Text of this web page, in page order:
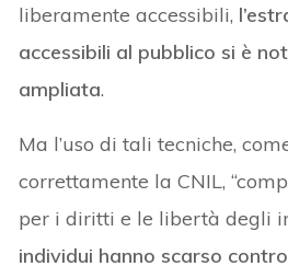
liberamente accessibili,
accessibili al pubblico si è
ampliata.
Ma l’uso di tali tecniche,
correttamente la CNIL,
per i diritti e le libertà degli
individui hanno scarso